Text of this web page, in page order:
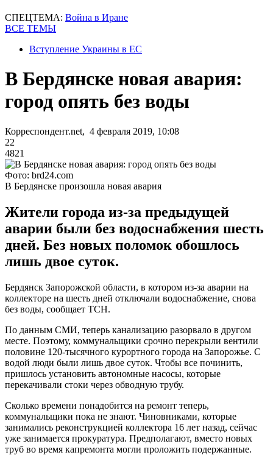
СПЕЦТЕМА: Война в Иране
ВСЕ ТЕМЫ
Вступление Украины в ЕС
В Бердянске новая авария:
город опять без воды
Корреспондент.net, 4 февраля 2019, 10:08
22
4821
Фото: brd24.com
В Бердянске произошла новая авария
Жители города из-за предыдущей
аварии были без водоснабжения шесть
дней. Без новых поломок обошлось
лишь двое суток.
Бердянск Запорожской области, в котором из-за аварии на
коллекторе на шесть дней отключали водоснабжение, снова
без воды, сообщает ТСН.
По данным СМИ, теперь канализацию разорвало в другом
месте. Поэтому, коммунальщики срочно перекрыли вентили
половине 120-тысячного курортного города на Запорожье. С
водой люди были лишь двое суток. Чтобы все починить,
пришлось установить автономные насосы, которые
перекачивали стоки через обводную трубу.
Сколько времени понадобится на ремонт теперь,
коммунальщики пока не знают. Чиновниками, которые
занимались реконструкцией коллектора 16 лет назад, сейчас
уже занимается прокуратура. Предполагают, вместо новых
труб во время капремонта могли проложить подержанные.